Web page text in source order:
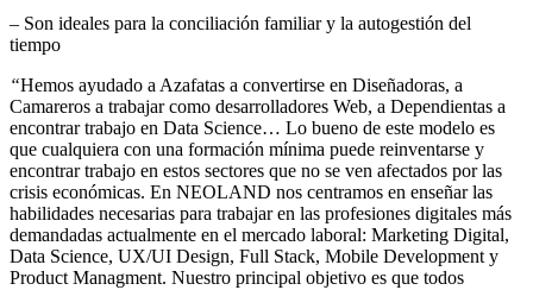
– Son ideales para la conciliación familiar y la autogestión del
tiempo
“Hemos ayudado a Azafatas a convertirse en Diseñadoras, a
Camareros a trabajar como desarrolladores Web, a Dependientas a
encontrar trabajo en Data Science… Lo bueno de este modelo es
que cualquiera con una formación mínima puede reinventarse y
encontrar trabajo en estos sectores que no se ven afectados por las
crisis económicas. En NEOLAND nos centramos en enseñar las
habilidades necesarias para trabajar en las profesiones digitales más
demandadas actualmente en el mercado laboral: Marketing Digital,
Data Science, UX/UI Design, Full Stack, Mobile Development y
Product Managment. Nuestro principal objetivo es que todos